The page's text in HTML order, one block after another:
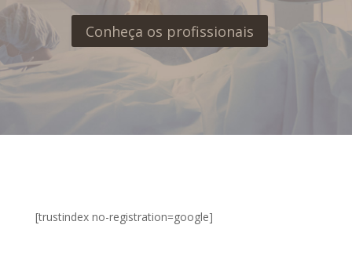
Conheça os profissionais
[trustindex no-registration=google]